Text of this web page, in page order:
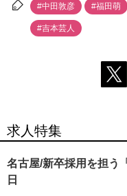
#中田敦彦 #福田萌
#吉本芸人
求人特集
名古屋/新卒採用を担う
日